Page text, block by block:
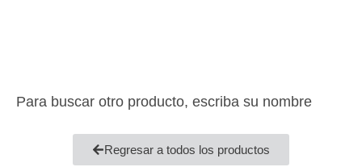
Para buscar otro producto, escriba su nombre
Regresar a todos los productos